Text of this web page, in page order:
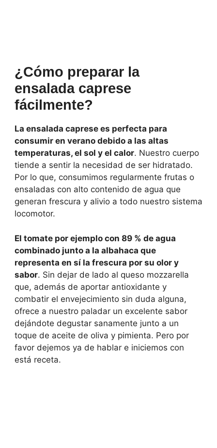
¿Cómo preparar la
ensalada caprese
fácilmente?
La ensalada caprese es perfecta para
consumir en verano debido a las altas
temperaturas, el sol y el calor. Nuestro cuerpo
tiende a sentir la necesidad de ser hidratado.
Por lo que, consumimos regularmente frutas o
ensaladas con alto contenido de agua que
generan frescura y alivio a todo nuestro sistema
locomotor.
El tomate por ejemplo con 89 % de agua
combinado junto a la albahaca que
representa en sí la frescura por su olor y
sabor. Sin dejar de lado al queso mozzarella
que, además de aportar antioxidante y
combatir el envejecimiento sin duda alguna,
ofrece a nuestro paladar un excelente sabor
dejándote degustar sanamente junto a un
toque de aceite de oliva y pimienta. Pero por
favor dejemos ya de hablar e iniciemos con
está receta.